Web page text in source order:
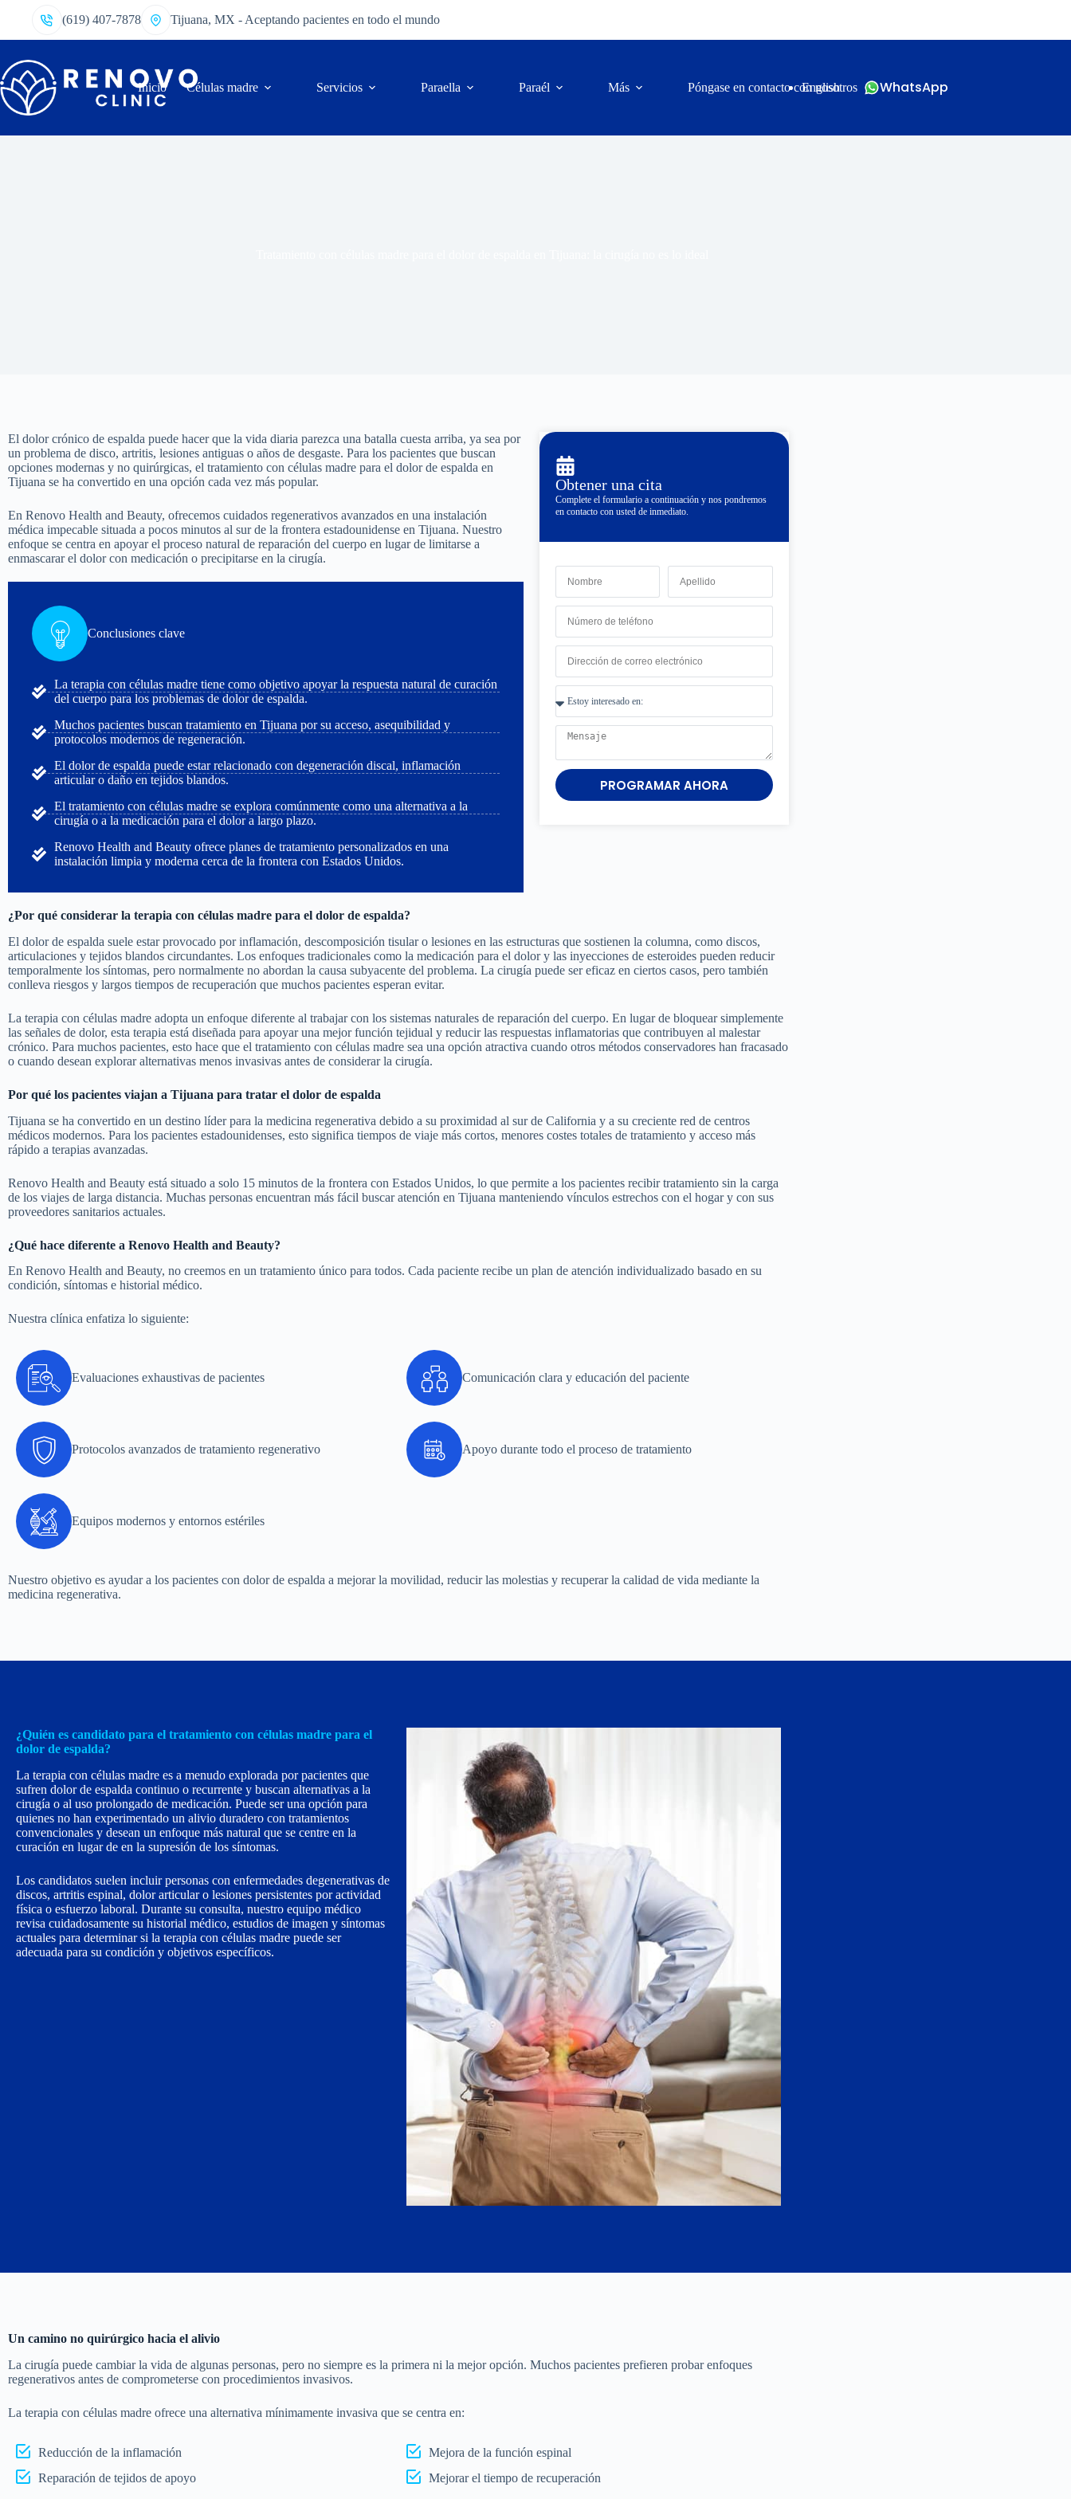
(619) 407-7878 Tijuana, MX - Aceptando pacientes en todo el mundo
Inicio Células madre Servicios Paraella Paraél Más Póngase en contacto con nosotros
English WhatsApp
El dolor crónico de espalda puede hacer que la vida diaria parezca una batalla cuesta arriba, ya sea por
un problema de disco, artritis, lesiones antiguas o años de desgaste. Para los pacientes que buscan
opciones modernas y no quirúrgicas, el tratamiento con células madre para el dolor de espalda en
Tijuana se ha convertido en una opción cada vez más popular.
En Renovo Health and Beauty, ofrecemos cuidados regenerativos avanzados en una instalación
médica impecable situada a pocos minutos al sur de la frontera estadounidense en Tijuana. Nuestro
enfoque se centra en apoyar el proceso natural de reparación del cuerpo en lugar de limitarse a
enmascarar el dolor con medicación o precipitarse en la cirugía.
Conclusiones clave
La terapia con células madre tiene como objetivo apoyar la respuesta natural de curación
del cuerpo para los problemas de dolor de espalda.
Muchos pacientes buscan tratamiento en Tijuana por su acceso, asequibilidad y
protocolos modernos de regeneración.
El dolor de espalda puede estar relacionado con degeneración discal, inflamación
articular o daño en tejidos blandos.
El tratamiento con células madre se explora comúnmente como una alternativa a la
cirugía o a la medicación para el dolor a largo plazo.
Renovo Health and Beauty ofrece planes de tratamiento personalizados en una
instalación limpia y moderna cerca de la frontera con Estados Unidos.
Obtener una cita
Complete el formulario a continuación y nos pondremos
en contacto con usted de inmediato.
PROGRAMAR AHORA
¿Por qué considerar la terapia con células madre para el dolor de espalda?
El dolor de espalda suele estar provocado por inflamación, descomposición tisular o lesiones en las estructuras que sostienen la columna, como discos,
articulaciones y tejidos blandos circundantes. Los enfoques tradicionales como la medicación para el dolor y las inyecciones de esteroides pueden reducir
temporalmente los síntomas, pero normalmente no abordan la causa subyacente del problema. La cirugía puede ser eficaz en ciertos casos, pero también
conlleva riesgos y largos tiempos de recuperación que muchos pacientes esperan evitar.
La terapia con células madre adopta un enfoque diferente al trabajar con los sistemas naturales de reparación del cuerpo. En lugar de bloquear simplemente
las señales de dolor, esta terapia está diseñada para apoyar una mejor función tejidual y reducir las respuestas inflamatorias que contribuyen al malestar
crónico. Para muchos pacientes, esto hace que el tratamiento con células madre sea una opción atractiva cuando otros métodos conservadores han fracasado
o cuando desean explorar alternativas menos invasivas antes de considerar la cirugía.
Por qué los pacientes viajan a Tijuana para tratar el dolor de espalda
Tijuana se ha convertido en un destino líder para la medicina regenerativa debido a su proximidad al sur de California y a su creciente red de centros
médicos modernos. Para los pacientes estadounidenses, esto significa tiempos de viaje más cortos, menores costes totales de tratamiento y acceso más
rápido a terapias avanzadas.
Renovo Health and Beauty está situado a solo 15 minutos de la frontera con Estados Unidos, lo que permite a los pacientes recibir tratamiento sin la carga
de los viajes de larga distancia. Muchas personas encuentran más fácil buscar atención en Tijuana manteniendo vínculos estrechos con el hogar y con sus
proveedores sanitarios actuales.
¿Qué hace diferente a Renovo Health and Beauty?
En Renovo Health and Beauty, no creemos en un tratamiento único para todos. Cada paciente recibe un plan de atención individualizado basado en su
condición, síntomas e historial médico.
Nuestra clínica enfatiza lo siguiente:
Evaluaciones exhaustivas de pacientes
Protocolos avanzados de tratamiento regenerativo
Equipos modernos y entornos estériles
Comunicación clara y educación del paciente
Apoyo durante todo el proceso de tratamiento
Nuestro objetivo es ayudar a los pacientes con dolor de espalda a mejorar la movilidad, reducir las molestias y recuperar la calidad de vida mediante la
medicina regenerativa.
¿Quién es candidato para el tratamiento con células madre para el
dolor de espalda?
La terapia con células madre es a menudo explorada por pacientes que
sufren dolor de espalda continuo o recurrente y buscan alternativas a la
cirugía o al uso prolongado de medicación. Puede ser una opción para
quienes no han experimentado un alivio duradero con tratamientos
convencionales y desean un enfoque más natural que se centre en la
curación en lugar de en la supresión de los síntomas.
Los candidatos suelen incluir personas con enfermedades degenerativas de
discos, artritis espinal, dolor articular o lesiones persistentes por actividad
física o esfuerzo laboral. Durante su consulta, nuestro equipo médico
revisa cuidadosamente su historial médico, estudios de imagen y síntomas
actuales para determinar si la terapia con células madre puede ser
adecuada para su condición y objetivos específicos.
Un camino no quirúrgico hacia el alivio
La cirugía puede cambiar la vida de algunas personas, pero no siempre es la primera ni la mejor opción. Muchos pacientes prefieren probar enfoques
regenerativos antes de comprometerse con procedimientos invasivos.
La terapia con células madre ofrece una alternativa mínimamente invasiva que se centra en:
Reducción de la inflamación
Reparación de tejidos de apoyo
Mejora de la función espinal
Mejorar el tiempo de recuperación